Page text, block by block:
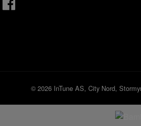
© 2026 InTune AS, City Nord,